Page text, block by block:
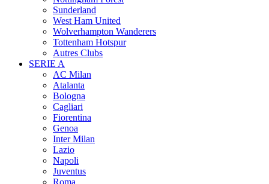
Sunderland
West Ham United
Wolverhampton Wanderers
Tottenham Hotspur
Autres Clubs
SERIE A
AC Milan
Atalanta
Bologna
Cagliari
Fiorentina
Genoa
Inter Milan
Lazio
Napoli
Juventus
Roma